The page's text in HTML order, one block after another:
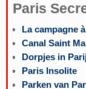
Paris
La campagne
Canal Saint
Dorpjes in
Paris Insolite
Parken van